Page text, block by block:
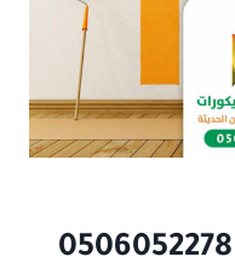
معلم دهان جدة | 0506052278